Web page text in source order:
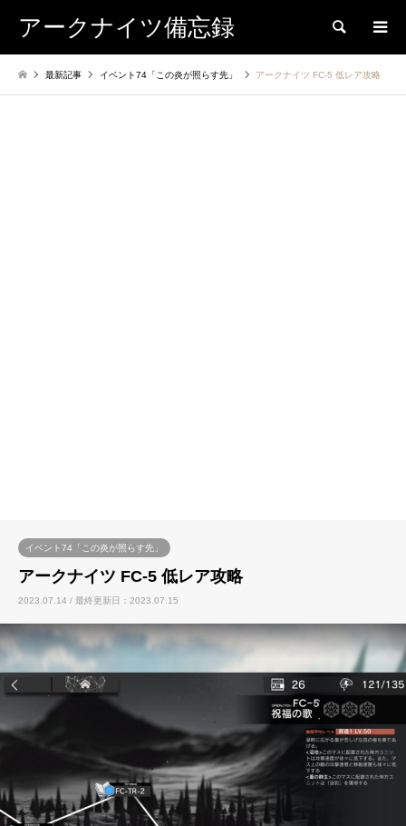
アークナイツ備忘録 検索
最新記事 イベント74「この炎が照らす先」 アークナイツ FC-5 低レア攻略
イベント74「この炎が照らす先」
アークナイツ FC-5 低レア攻略
2023.07.14 / 最終更新日：2023.07.15